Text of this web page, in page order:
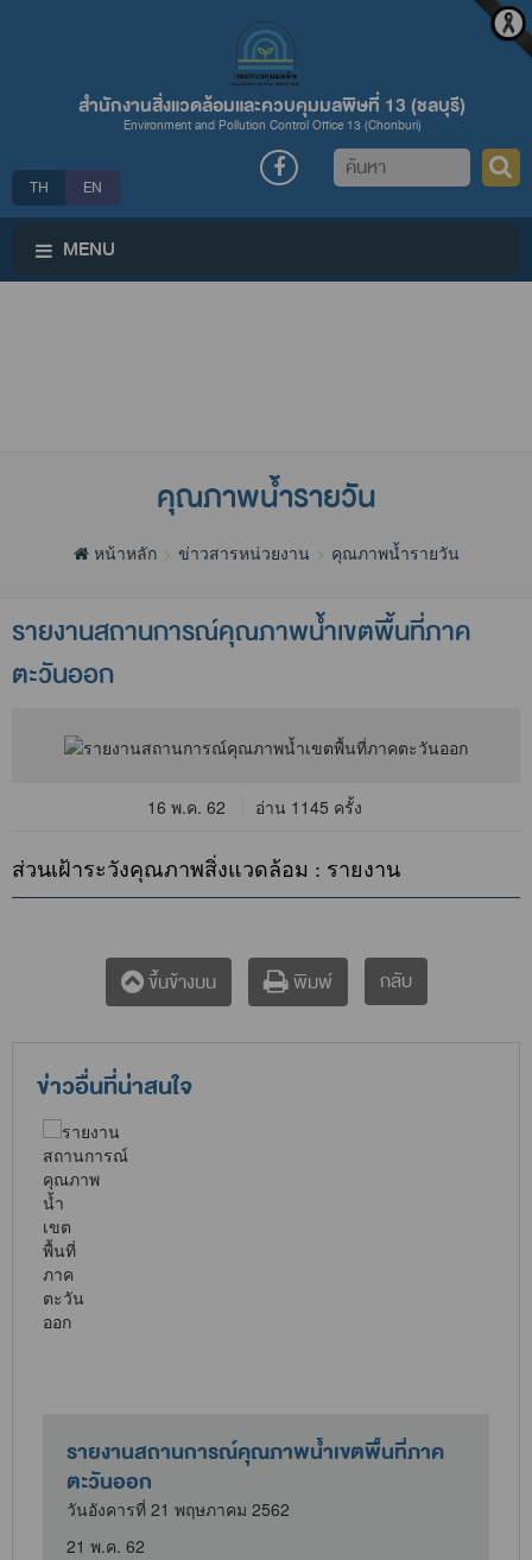
สำนักงานสิ่งแวดล้อมและควบคุมมลพิษที่ 13 (ชลบุรี)
Environment and Pollution Control Office 13 (Chonburi)
TH EN
ค้นหา
MENU
คุณภาพน้ำรายวัน
หน้าหลัก ข่าวสารหน่วยงาน คุณภาพน้ำรายวัน
รายงานสถานการณ์คุณภาพน้ำเขตพื้นที่ภาค
ตะวันออก
16 พ.ค. 62 อ่าน 1145 ครั้ง
ส่วนเฝ้าระวังคุณภาพสิ่งแวดล้อม : รายงาน
ขึ้นข้างบน พิมพ์ กลับ
ข่าวอื่นที่น่าสนใจ
รายงานสถานการณ์คุณภาพน้ำเขตพื้นที่ภาค
ตะวันออก
วันอังคารที่ 21 พฤษภาคม 2562
21 พ.ค. 62